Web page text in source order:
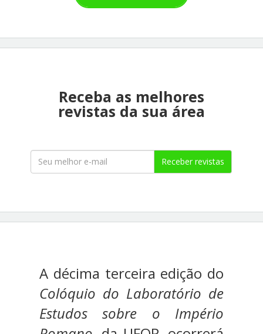
Receba as melhores
revistas da sua área
Receber revistas
A décima terceira edição do
Colóquio do Laboratório de
Estudos sobre o Império